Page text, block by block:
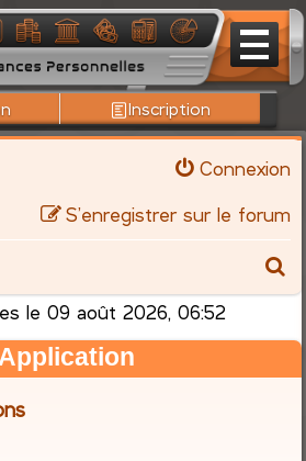
Inscription
Connexion
S’enregistrer sur le forum
le 09 août 2026, 06:52